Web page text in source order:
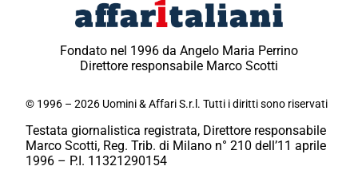
Fondato nel 1996 da Angelo Maria Perrino
Direttore responsabile Marco Scotti
© 1996 – 2026 Uomini & Affari S.r.l. Tutti i diritti sono riservati
Testata giornalistica registrata, Direttore responsabile
Marco Scotti, Reg. Trib. di Milano n° 210 dell’11 aprile
1996 – P.I. 11321290154